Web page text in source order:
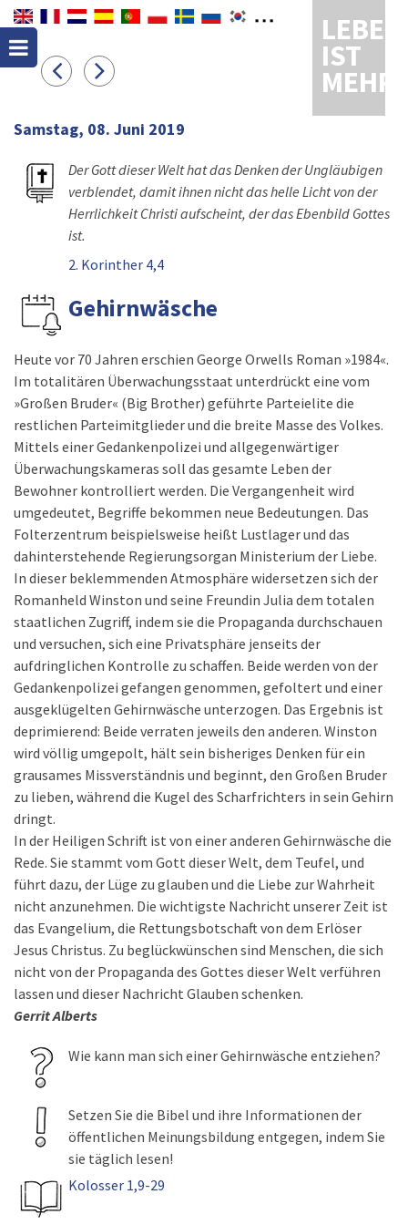
LEBEN
IST
MEHR
Samstag, 08. Juni 2019
Der Gott dieser Welt hat das Denken der Ungläubigen
verblendet, damit ihnen nicht das helle Licht von der
Herrlichkeit Christi aufscheint, der das Ebenbild Gottes
ist.
2. Korinther 4,4
Gehirnwäsche
Heute vor 70 Jahren erschien George Orwells Roman »1984«.
Im totalitären Überwachungsstaat unterdrückt eine vom
»Großen Bruder« (Big Brother) geführte Parteielite die
restlichen Parteimitglieder und die breite Masse des Volkes.
Mittels einer Gedankenpolizei und allgegenwärtiger
Überwachungskameras soll das gesamte Leben der
Bewohner kontrolliert werden. Die Vergangenheit wird
umgedeutet, Begriffe bekommen neue Bedeutungen. Das
Folterzentrum beispielsweise heißt Lustlager und das
dahinterstehende Regierungsorgan Ministerium der Liebe.
In dieser beklemmenden Atmosphäre widersetzen sich der
Romanheld Winston und seine Freundin Julia dem totalen
staatlichen Zugriff, indem sie die Propaganda durchschauen
und versuchen, sich eine Privatsphäre jenseits der
aufdringlichen Kontrolle zu schaffen. Beide werden von der
Gedankenpolizei gefangen genommen, gefoltert und einer
ausgeklügelten Gehirnwäsche unterzogen. Das Ergebnis ist
deprimierend: Beide verraten jeweils den anderen. Winston
wird völlig umgepolt, hält sein bisheriges Denken für ein
grausames Missverständnis und beginnt, den Großen Bruder
zu lieben, während die Kugel des Scharfrichters in sein Gehirn
dringt.
In der Heiligen Schrift ist von einer anderen Gehirnwäsche die
Rede. Sie stammt vom Gott dieser Welt, dem Teufel, und
führt dazu, der Lüge zu glauben und die Liebe zur Wahrheit
nicht anzunehmen. Die wichtigste Nachricht unserer Zeit ist
das Evangelium, die Rettungsbotschaft von dem Erlöser
Jesus Christus. Zu beglückwünschen sind Menschen, die sich
nicht von der Propaganda des Gottes dieser Welt verführen
lassen und dieser Nachricht Glauben schenken.
Gerrit Alberts
Wie kann man sich einer Gehirnwäsche entziehen?
Setzen Sie die Bibel und ihre Informationen der
öffentlichen Meinungsbildung entgegen, indem Sie
sie täglich lesen!
Kolosser 1,9-29